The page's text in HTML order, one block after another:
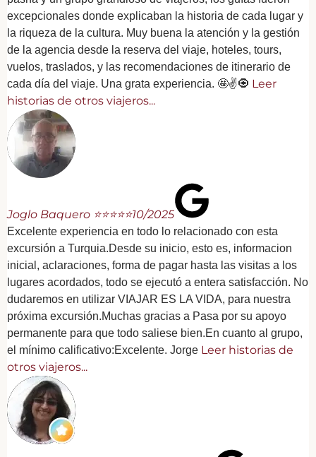
excepcionales donde explicaban la historia de cada lugar y
la riqueza de la cultura. Muy buena la atención y la gestión
de la agencia desde la reserva del viaje, hoteles, tours,
vuelos, traslados, y las recomendaciones de itinerario de
cada día del viaje. Una grata experiencia. 🤩✌️🧿 Leer
historias de otros viajeros...
Joglo Baquero ⭐⭐⭐⭐⭐10/2025
Excelente experiencia en todo lo relacionado con esta
excursión a Turquia.Desde su inicio, esto es, informacion
inicial, aclaraciones, forma de pagar hasta las visitas a los
lugares acordados, todo se ejecutó a entera satisfacción. No
dudaremos en utilizar VIAJAR ES LA VIDA, para nuestra
próxima excursión.Muchas gracias a Pasa por su apoyo
permanente para que todo saliese bien.En cuanto al grupo,
el mínimo calificativo:Excelente. Jorge Leer historias de
otros viajeros...